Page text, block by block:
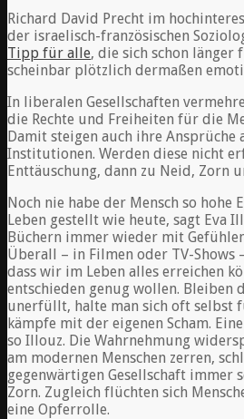
Richard David Precht im
der israelisch-französischen
Tipp für alle, die sich schon
scheinbar plötzlich dermaßen
In liberalen Gesellschaften
die Rechte und Freiheiten für die
Damit steigen auch ihre Ansprüche
Institutionen. Werden diese nicht
Enttäuschung, dann zu Neid, Zorn
Noch nie habe der Mensch so hohe
Leben gestellt wie heute, sagt Eva
Büchern immer wieder mit
Überall – in Filmen oder TV-Shows
dass wir im Leben alles erreichen
entschieden genug wollen. Bleiben
unerfüllt, halte man sich oft selbst
kämpfe mit der eigenen Scham.
so Illouz. Die Wahrnehmung
am modernen Menschen zerren,
gegenwärtigen Gesellschaft immer
Zorn. Zugleich flüchten sich
eine Opferrolle.